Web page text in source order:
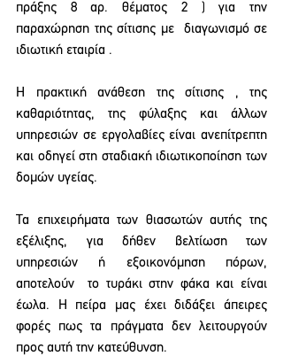
πράξης 8 αρ. θέματος 2 ) για την
παραχώρηση της σίτισης με  διαγωνισμό σε
ιδιωτική εταιρία .
Η πρακτική ανάθεση της σίτισης , της
καθαριότητας, της φύλαξης και άλλων
υπηρεσιών σε εργολαβίες είναι ανεπίτρεπτη
και οδηγεί στη σταδιακή ιδιωτικοποίηση των
δομών υγείας.
Τα επιχειρήματα των θιασωτών αυτής της
εξέλιξης, για δήθεν βελτίωση των
υπηρεσιών ή εξοικονόμηση πόρων,
αποτελούν  το τυράκι στην φάκα και είναι
έωλα. Η πείρα μας έχει διδάξει άπειρες
φορές πως τα πράγματα δεν λειτουργούν
προς αυτή την κατεύθυνση.